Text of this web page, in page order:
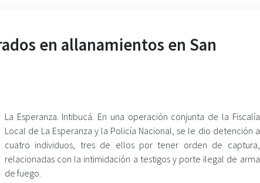
en allanamientos en San
La Esperanza. Intibucá. En una operación conjunta de la Fiscalía
Local de La Esperanza y la Policía Nacional, se le dio detención a
cuatro individuos, tres de ellos por tener orden de captura,
relacionadas con la intimidación a testigos y porte ilegal de arma
de fuego.